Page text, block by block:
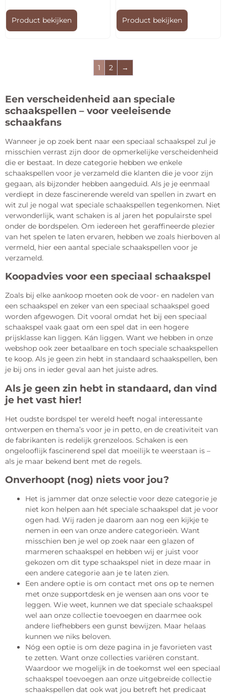
Product bekijken Product bekijken
1 2 →
Een verscheidenheid aan speciale
schaakspellen – voor veeleisende
schaakfans
Wanneer je op zoek bent naar een speciaal schaakspel zul je
misschien verrast zijn door de opmerkelijke verscheidenheid
die er bestaat. In deze categorie hebben we enkele
schaakspellen voor je verzameld die klanten die je voor zijn
gegaan, als bijzonder hebben aangeduid. Als je je eenmaal
verdiept in deze fascinerende wereld van spellen in zwart en
wit zul je nogal wat speciale schaakspellen tegenkomen. Niet
verwonderlijk, want schaken is al jaren het populairste spel
onder de bordspelen. Om iedereen het geraffineerde plezier
van het spelen te laten ervaren, hebben we zoals hierboven al
vermeld, hier een aantal speciale schaakspellen voor je
verzameld.
Koopadvies voor een speciaal schaakspel
Zoals bij elke aankoop moeten ook de voor- en nadelen van
een schaakspel en zeker van een speciaal schaakspel goed
worden afgewogen. Dit vooral omdat het bij een speciaal
schaakspel vaak gaat om een spel dat in een hogere
prijsklasse kan liggen. Kán liggen. Want we hebben in onze
webshop ook zeer betaalbare en toch speciale schaakspellen
te koop. Als je geen zin hebt in standaard schaakspellen, ben
je bij ons in ieder geval aan het juiste adres.
Als je geen zin hebt in standaard, dan vind
je het vast hier!
Het oudste bordspel ter wereld heeft nogal interessante
ontwerpen en thema’s voor je in petto, en de creativiteit van
de fabrikanten is redelijk grenzeloos. Schaken is een
ongelooflijk fascinerend spel dat moeilijk te weerstaan is –
als je maar bekend bent met de regels.
Onverhoopt (nog) niets voor jou?
Het is jammer dat onze selectie voor deze categorie je
niet kon helpen aan hét speciale schaakspel dat je voor
ogen had. Wij raden je daarom aan nog een kijkje te
nemen in een van onze andere categorieën. Want
misschien ben je wel op zoek naar een glazen of
marmeren schaakspel en hebben wij er juist voor
gekozen om dit type schaakspel niet in deze maar in
een andere categorie aan je te laten zien.
Een andere optie is om contact met ons op te nemen
met onze supportdesk en je wensen aan ons voor te
leggen. Wie weet, kunnen we dat speciale schaakspel
wel aan onze collectie toevoegen en daarmee ook
andere liefhebbers een gunst bewijzen. Maar helaas
kunnen we niks beloven.
Nóg een optie is om deze pagina in je favorieten vast
te zetten. Want onze collecties variëren constant.
Waardoor we mogelijk in de toekomst wel een speciaal
schaakspel toevoegen aan onze uitgebreide collectie
schaakspellen dat ook wat jou betreft het predicaat